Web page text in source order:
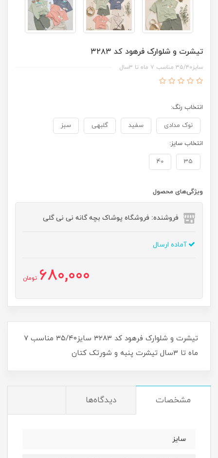
تیشرت و شلوارک فرهود کد ۳۲۸۳
سایز۳۵/۴۰ مناسب ۷ ماه تا ۳سال
انتخاب رنگ:
نوک مدادی سفید گلبهی سبز
انتخاب سایز:
35
40
ویژگی‌های محصول
فروشنده: فروشگاه پوشاک بچه گانه نی نی گلی
آماده ارسال
680,000 تومان
تیشرت و شلوارک فرهود کد ۳۲۸۳ سایز۳۵/۴۰ مناسب ۷
ماه تا ۳سال تیشرت پنبه و شورتک کتان
مشخصات دیدگاه‌ها
سایز